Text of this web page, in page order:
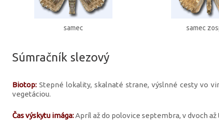
samec samec
Súmračník slezový
Biotop: Stepné lokality, skalnaté strane, výslnné cesty vo
vegetáciou.
Čas výskytu imága:Apríl až do polovice septembra, v dvoch